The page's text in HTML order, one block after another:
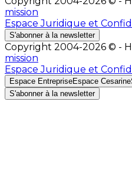
mission
Espace Juridique et
S'abonner à la newsletter
Copyright 2004-2026 © -
mission
Espace Juridique et
Espace EntrepriseEspace Cesarine
S'abonner à la newsletter